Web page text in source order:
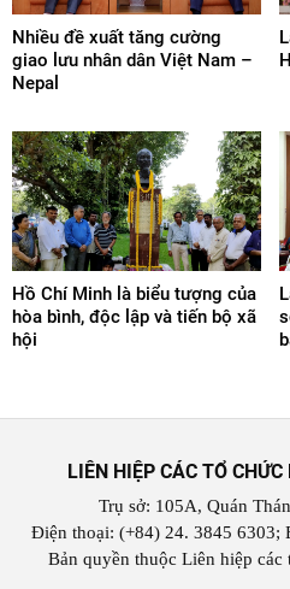
Nhiều đề xuất tăng cường
giao lưu nhân dân Việt Nam –
Nepal
Hồ Chí Minh là biểu tượng của
hòa bình, độc lập và tiến bộ xã
hội
LIÊN HIỆP CÁC TỔ
Trụ sở: 105A, Quán
Điện thoại: (+84) 24. 3845 6303;
Bản quyền thuộc Liên hiệp